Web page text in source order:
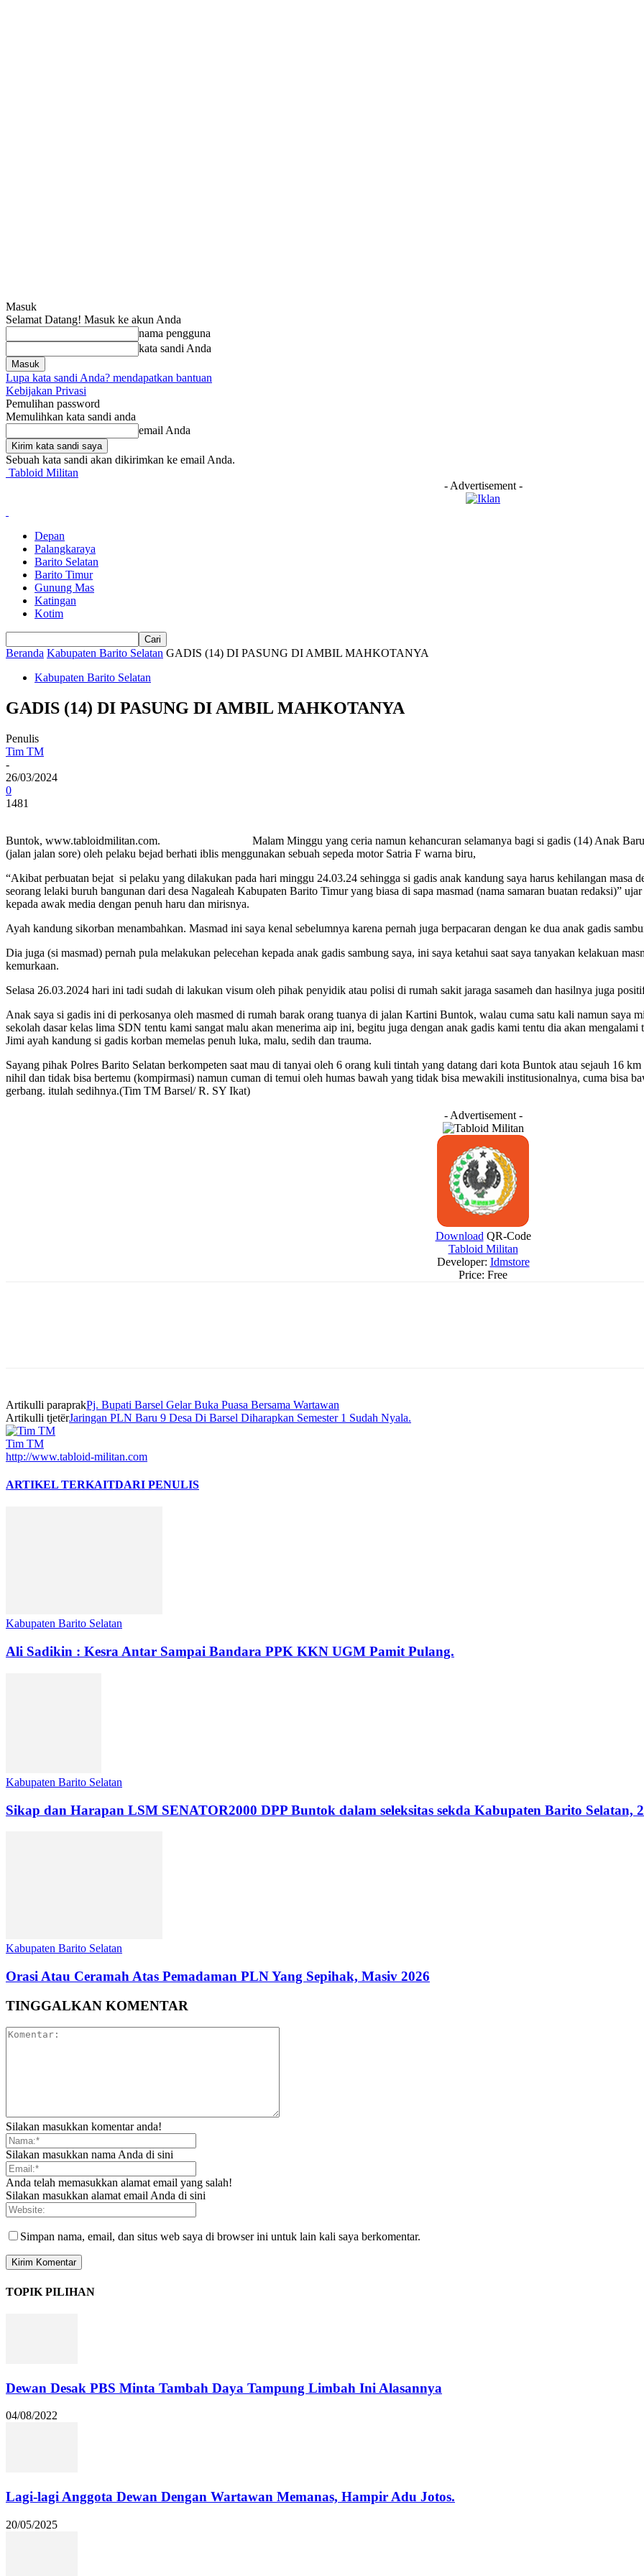
Masuk
Selamat Datang! Masuk ke akun Anda
nama pengguna
kata sandi Anda
Lupa kata sandi Anda? mendapatkan bantuan
Kebijakan Privasi
Pemulihan password
Memulihkan kata sandi anda
email Anda
Sebuah kata sandi akan dikirimkan ke email Anda.
Tabloid Militan
- Advertisement -
Depan
Palangkaraya
Barito Selatan
Barito Timur
Gunung Mas
Katingan
Kotim
Beranda Kabupaten Barito Selatan GADIS (14) DI PASUNG DI AMBIL MAHKOTANYA
Kabupaten Barito Selatan
GADIS (14) DI PASUNG DI AMBIL MAHKOTANYA
Penulis
Tim TM
-
26/03/2024
0
1481
Buntok, www.tabloidmilitan.com. Malam Minggu yang ceria namun kehancuran selamanya bagi si gadis (14) Anak Baru
(jalan jalan sore) oleh pelaku bejad berhati iblis menggunakan sebuah sepeda motor Satria F warna biru,
“Akibat perbuatan bejat si pelaku yang dilakukan pada hari minggu 24.03.24 sehingga si gadis anak kandung saya harus kehilangan masa
seorang lelaki buruh bangunan dari desa Nagaleah Kabupaten Barito Timur yang biasa di sapa masmad (nama samaran buatan redaksi)”
kepada awak media dengan penuh haru dan mirisnya.
Ayah kandung sikorban menambahkan. Masmad ini saya kenal sebelumnya karena pernah juga berpacaran dengan ke dua anak gadis
Dia juga (si masmad) pernah pula melakukan pelecehan kepada anak gadis sambung saya, ini saya ketahui saat saya tanyakan kelakuan
kemurkaan.
Selasa 26.03.2024 hari ini tadi sudah di lakukan visum oleh pihak penyidik atau polisi di rumah sakit jaraga sasameh dan hasilnya juga
Anak saya si gadis ini di perkosanya oleh masmed di rumah barak orang tuanya di jalan Kartini Buntok, walau cuma satu kali namun saya
sekolah dasar kelas lima SDN tentu kami sangat malu akan menerima aip ini, begitu juga dengan anak gadis kami tentu dia akan
Jimi ayah kandung si gadis korban memelas penuh luka, malu, sedih dan trauma.
Sayang pihak Polres Barito Selatan berkompeten saat mau di tanyai oleh 6 orang kuli tintah yang datang dari kota Buntok atau sejauh 16
nihil dan tidak bisa bertemu (kompirmasi) namun cuman di temui oleh humas bawah yang tidak bisa mewakili institusionalnya, cuma bisa
gerbang. itulah sedihnya.(Tim TM Barsel/ R. SY Ikat)
- Advertisement -
Download QR-Code
Tabloid Militan
Developer: Idmstore
Price: Free
Artikulli paraprakPj. Bupati Barsel Gelar Buka Puasa Bersama Wartawan
Artikulli tjetërJaringan PLN Baru 9 Desa Di Barsel Diharapkan Semester 1 Sudah Nyala.
Tim TM
http://www.tabloid-militan.com
ARTIKEL TERKAITDARI PENULIS
Kabupaten Barito Selatan
Ali Sadikin : Kesra Antar Sampai Bandara PPK KKN UGM Pamit Pulang.
Kabupaten Barito Selatan
Sikap dan Harapan LSM SENATOR2000 DPP Buntok dalam seleksitas sekda Kabupaten Barito Selatan,
Kabupaten Barito Selatan
Orasi Atau Ceramah Atas Pemadaman PLN Yang Sepihak, Masiv 2026
TINGGALKAN KOMENTAR
Silakan masukkan komentar anda!
Silakan masukkan nama Anda di sini
Anda telah memasukkan alamat email yang salah!
Silakan masukkan alamat email Anda di sini
Simpan nama, email, dan situs web saya di browser ini untuk lain kali saya berkomentar.
TOPIK PILIHAN
Dewan Desak PBS Minta Tambah Daya Tampung Limbah Ini Alasannya
04/08/2022
Lagi-lagi Anggota Dewan Dengan Wartawan Memanas, Hampir Adu Jotos.
20/05/2025